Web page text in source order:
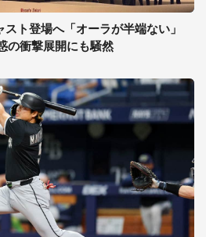
ト登場へ「オーラが半端ない」
の衝撃展開にも騒然